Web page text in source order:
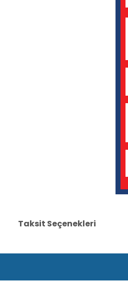
Taksit Seçenekleri